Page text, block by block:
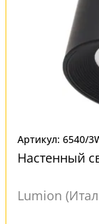
Артикул: 6540/
Настенный
Lumion